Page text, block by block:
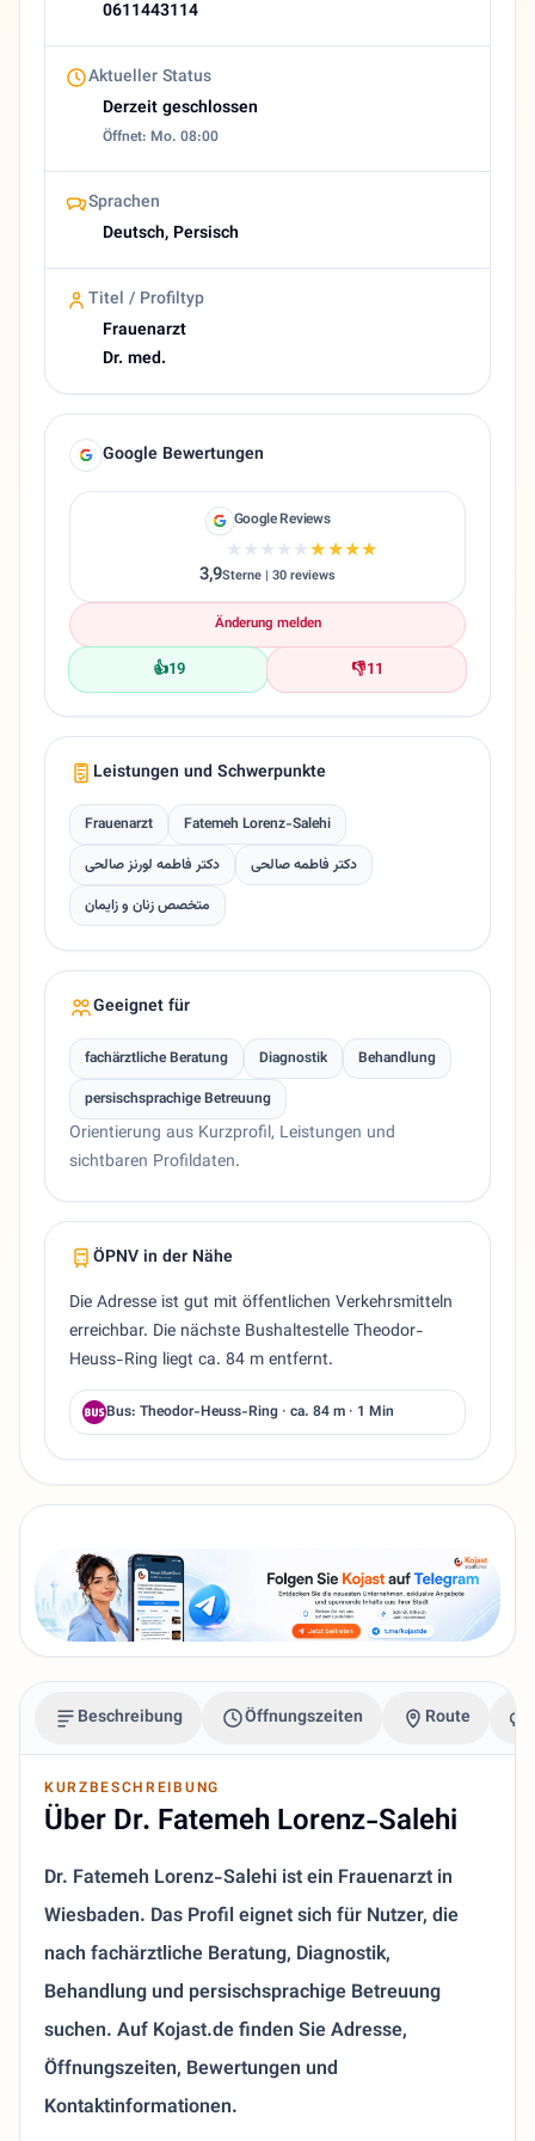
0611443114
Aktueller Status
Derzeit geschlossen
Öffnet: Mo. 08:00
Sprachen
Deutsch, Persisch
Titel / Profiltyp
Frauenarzt
Dr. med.
Google Bewertungen
Google Reviews
★★★★★★★★★★
3,9Sterne | 30 reviews
Änderung melden
👍19 👎11
Leistungen und Schwerpunkte
Frauenarzt
Fatemeh Lorenz-Salehi
دکتر فاطمه لورنز صالحی
دکتر فاطمه صالحی
متخصص زنان و زایمان
Geeignet für
fachärztliche Beratung Diagnostik
Behandlung
persischsprachige Betreuung
Orientierung aus Kurzprofil, Leistungen und
sichtbaren Profildaten.
ÖPNV in der Nähe
Die Adresse ist gut mit öffentlichen Verkehrsmitteln
erreichbar. Die nächste Bushaltestelle Theodor-
Heuss-Ring liegt ca. 84 m entfernt.
Bus: Theodor-Heuss-Ring · ca. 84 m · 1 Min
Beschreibung Öffnungszeiten Route
KURZBESCHREIBUNG
Über Dr. Fatemeh Lorenz-Salehi
Dr. Fatemeh Lorenz-Salehi ist ein Frauenarzt in
Wiesbaden. Das Profil eignet sich für Nutzer, die
nach fachärztliche Beratung, Diagnostik,
Behandlung und persischsprachige Betreuung
suchen. Auf Kojast.de finden Sie Adresse,
Öffnungszeiten, Bewertungen und
Kontaktinformationen.